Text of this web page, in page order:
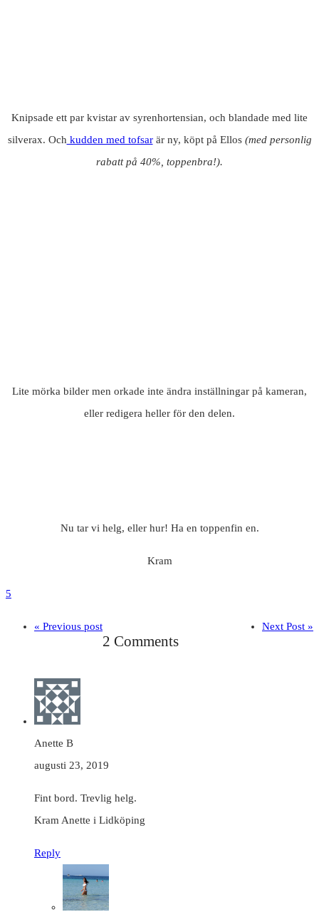
Knipsade ett par kvistar av syrenhortensian, och blandade med lite
silverax. Och kudden med tofsarär ny, köpt på Ellos (med personlig
rabatt på 40%, toppenbra!).
Lite mörka bilder men orkade inte ändra inställningar på kameran,
eller redigera heller för den delen.
Nu tar vi helg, eller hur! Ha en toppenfin en.
Kram
5
« Previous post Next Post »
2 Comments
Anette B
augusti 23, 2019
Fint bord. Trevlig helg.
Kram Anette i Lidköping
Reply